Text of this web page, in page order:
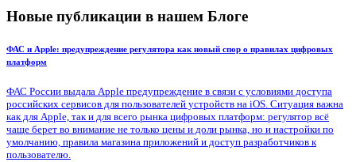
Новые публикации в нашем Блоге
ФАС и Apple: предупреждение регулятора как новый спор о правилах цифровых
платформ
ФАС России выдала Apple предупреждение в связи с условиями доступа
российских сервисов для пользователей устройств на iOS. Ситуация важна
как для Apple, так и для всего рынка цифровых платформ: регулятор всё
чаще берет во внимание не только цены и доли рынка, но и настройки по
умолчанию, правила магазина приложений и доступ разработчиков к
пользователю.